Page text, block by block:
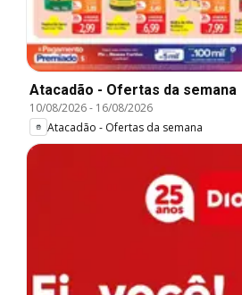
Atacadão - Ofertas da semana
10/08/2026- 16/08/2026
Atacadão - Ofertas da semana